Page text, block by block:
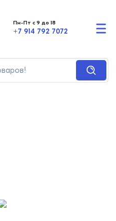
Пн-Пт с 9 до 18
+7 914 792 7072